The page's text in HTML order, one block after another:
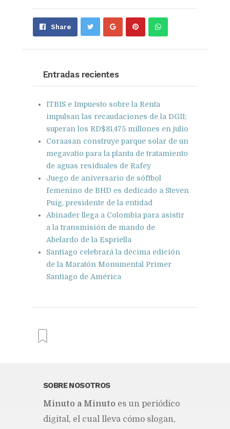
Share Share Pin Send
Entradas recientes
ITBIS e Impuesto sobre la Renta
impulsan las recaudaciones de la DGII;
superan los RD$81,475 millones en julio
Coraasan construye parque solar de un
megavatio para la planta de tratamiento
de aguas residuales de Rafey
Juego de aniversario de sóftbol
femenino de BHD es dedicado a Steven
Puig, presidente de la entidad
Abinader llega a Colombia para asistir
a la transmisión de mando de
Abelardo de la Espriella
Santiago celebrará la décima edición
de la Maratón Monumental Primer
Santiago de América
From this category »
Impugnación de la
competencia de la Corte Penal
Internacional
SOBRE NOSOTROS
Mi­nu­to a Mi­nu­to es un pe­rió­di­co
di­gi­tal, el cual lle­va cómo slo­gan,